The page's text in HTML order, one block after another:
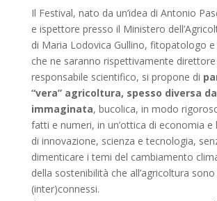
Il Festival, nato da un’idea di Antonio
e ispettore presso il Ministero
di Maria Lodovica Gullino, fitopatologo
che ne saranno rispettivamente
responsabile scientifico, si propone di
“vera” agricoltura, spesso diversa
immaginata, bucolica, in modo
fatti e numeri, in un’ottica di economia e
di innovazione, scienza e tecnologia,
dimenticare i temi del cambiamento
della sostenibilità che all’agricoltura
(inter)connessi.